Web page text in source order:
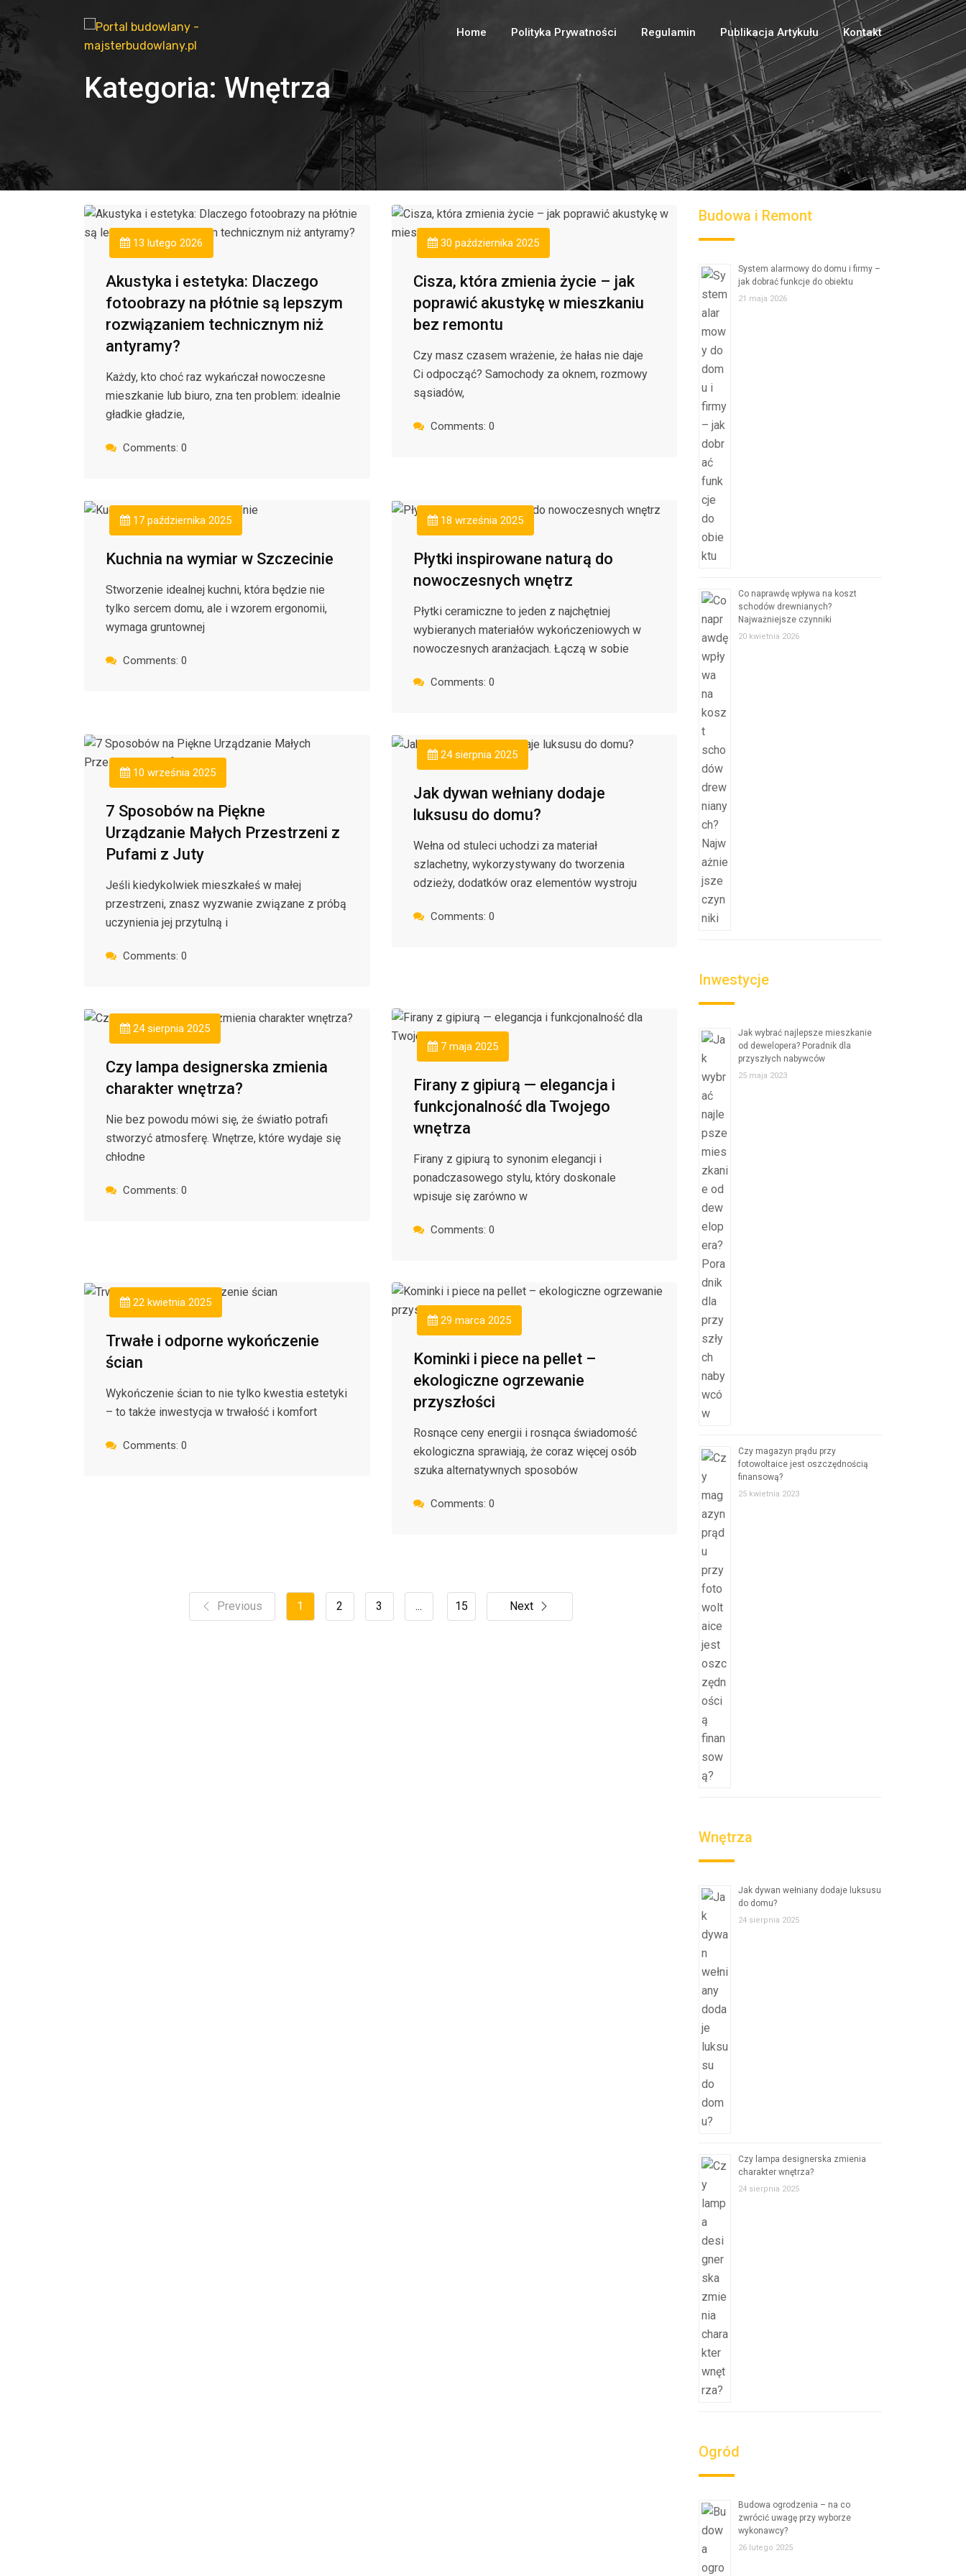
Home Polityka Prywatności Regulamin Publikacja Artykułu Kontakt
Kategoria: Wnętrza
13 lutego 2026
Akustyka i estetyka: Dlaczego
fotoobrazy na płótnie są lepszym
rozwiązaniem technicznym niż
antyramy?
Każdy, kto choć raz wykańczał nowoczesne
mieszkanie lub biuro, zna ten problem: idealnie
gładkie gładzie,
Comments: 0
30 października 2025
Cisza, która zmienia życie – jak
poprawić akustykę w mieszkaniu
bez remontu
Czy masz czasem wrażenie, że hałas nie daje
Ci odpocząć? Samochody za oknem, rozmowy
sąsiadów,
Comments: 0
17 października 2025
Kuchnia na wymiar w Szczecinie
Stworzenie idealnej kuchni, która będzie nie
tylko sercem domu, ale i wzorem ergonomii,
wymaga gruntownej
Comments: 0
18 września 2025
Płytki inspirowane naturą do
nowoczesnych wnętrz
Płytki ceramiczne to jeden z najchętniej
wybieranych materiałów wykończeniowych w
nowoczesnych aranżacjach. Łączą w sobie
Comments: 0
10 września 2025
7 Sposobów na Piękne
Urządzanie Małych Przestrzeni z
Pufami z Juty
Jeśli kiedykolwiek mieszkałeś w małej
przestrzeni, znasz wyzwanie związane z próbą
uczynienia jej przytulną i
Comments: 0
24 sierpnia 2025
Jak dywan wełniany dodaje
luksusu do domu?
Wełna od stuleci uchodzi za materiał
szlachetny, wykorzystywany do tworzenia
odzieży, dodatków oraz elementów wystroju
Comments: 0
24 sierpnia 2025
Czy lampa designerska zmienia
charakter wnętrza?
Nie bez powodu mówi się, że światło potrafi
stworzyć atmosferę. Wnętrze, które wydaje się
chłodne
Comments: 0
7 maja 2025
Firany z gipiurą — elegancja i
funkcjonalność dla Twojego
wnętrza
Firany z gipiurą to synonim elegancji i
ponadczasowego stylu, który doskonale
wpisuje się zarówno w
Comments: 0
22 kwietnia 2025
Trwałe i odporne wykończenie
ścian
Wykończenie ścian to nie tylko kwestia estetyki
– to także inwestycja w trwałość i komfort
Comments: 0
29 marca 2025
Kominki i piece na pellet –
ekologiczne ogrzewanie
przyszłości
Rosnące ceny energii i rosnąca świadomość
ekologiczna sprawiają, że coraz więcej osób
szuka alternatywnych sposobów
Comments: 0
Previous 1 2 3 ... 15 Next
Budowa i Remont
System alarmowy do domu i firmy –
jak dobrać funkcje do obiektu
21 maja 2026
Co naprawdę wpływa na koszt
schodów drewnianych?
Najważniejsze czynniki
20 kwietnia 2026
Inwestycje
Jak wybrać najlepsze mieszkanie
od dewelopera? Poradnik dla
przyszłych nabywców
25 maja 2023
Czy magazyn prądu przy
fotowoltaice jest oszczędnością
finansową?
25 kwietnia 2023
Wnętrza
Jak dywan wełniany dodaje luksusu
do domu?
24 sierpnia 2025
Czy lampa designerska zmienia
charakter wnętrza?
24 sierpnia 2025
Ogród
Budowa ogrodzenia – na co
zwrócić uwagę przy wyborze
wykonawcy?
26 lutego 2025